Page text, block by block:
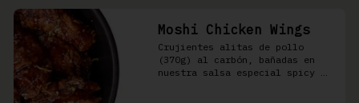
Moshi Chicken Wings
Crujientes alitas de pollo
(370g) al carbón, bañadas en
nuestra salsa especial spicy